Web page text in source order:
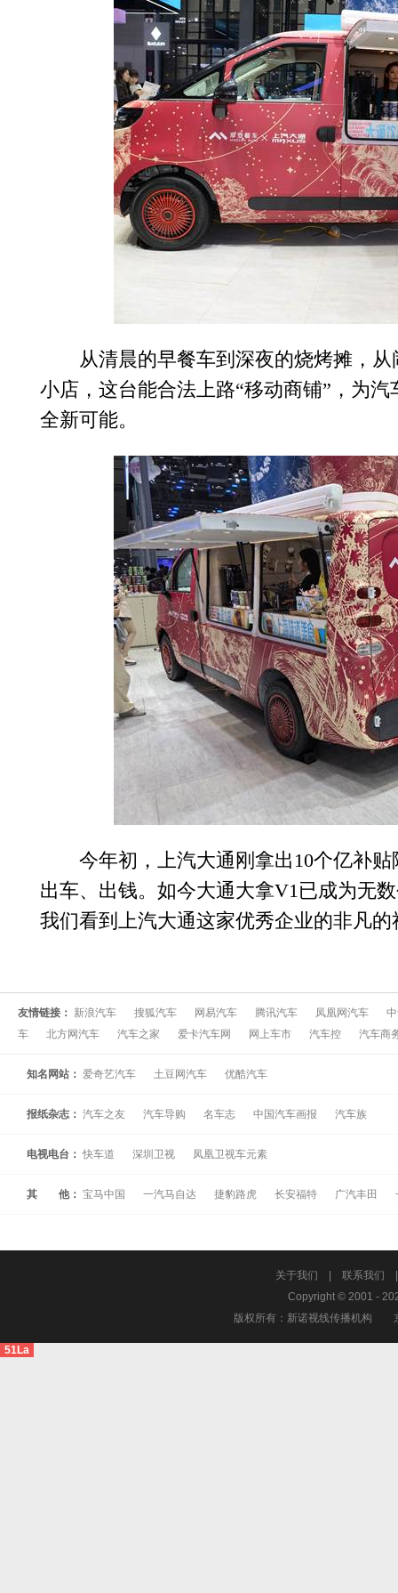
从清晨的早餐车到深夜的烧烤摊，从
小店，这台能合法上路“移动商铺”，为
全新可能。
今年初，上汽大通刚拿出10个亿补
出车、出钱。如今大通大拿V1已成为无
我们看到上汽大通这家优秀企业的非凡
友情链接： 新浪汽车 搜狐汽车 网易汽车 腾讯汽车 凤凰网汽车
车
北方网汽车 汽车之家 爱卡汽车网 网上车市 汽车控 汽车商
知名网站： 爱奇艺汽车 土豆网汽车 优酷汽车
报纸杂志： 汽车之友 汽车导购 名车志 中国汽车画报 汽车族
电视电台： 快车道 深圳卫视 凤凰卫视车元素
其 他： 宝马中国 一汽马自达 捷豹路虎 长安福特 广汽丰田
关于我们 联系我们
Copyright © 2001 -
版权所有：新诺视线传播机构
51La